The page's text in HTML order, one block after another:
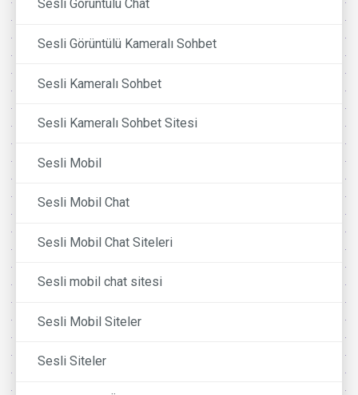
Sesli Görüntülü Chat
Sesli Görüntülü Kameralı Sohbet
Sesli Kameralı Sohbet
Sesli Kameralı Sohbet Sitesi
Sesli Mobil
Sesli Mobil Chat
Sesli Mobil Chat Siteleri
Sesli mobil chat sitesi
Sesli Mobil Siteler
Sesli Siteler